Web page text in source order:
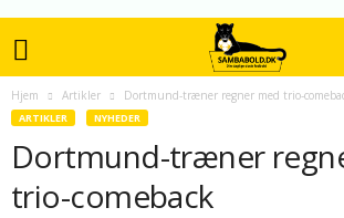
Hjem Artikler Dortmund-træner regner med trio-
ARTIKLER NYHEDER
Dortmund-træner
trio-comeback